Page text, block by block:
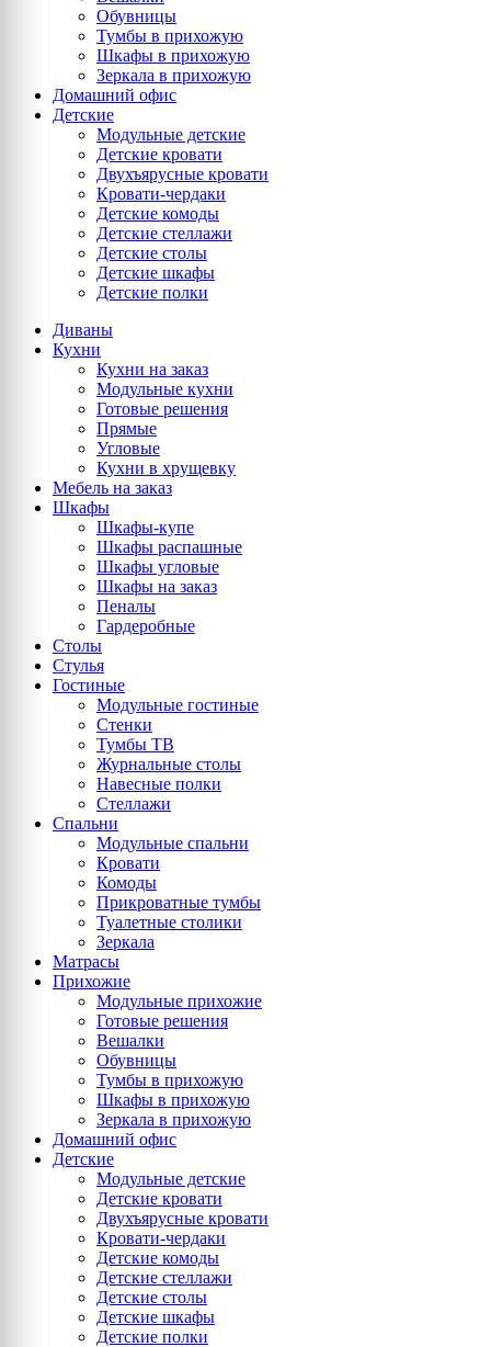
Обувницы
Тумбы в прихожую
Шкафы в прихожую
Зеркала в прихожую
Домашний офис
Детские
Модульные детские
Детские кровати
Двухъярусные кровати
Кровати-чердаки
Детские комоды
Детские стеллажи
Детские столы
Детские шкафы
Детские полки
Диваны
Кухни
Кухни на заказ
Модульные кухни
Готовые решения
Прямые
Угловые
Кухни в хрущевку
Мебель на заказ
Шкафы
Шкафы-купе
Шкафы распашные
Шкафы угловые
Шкафы на заказ
Пеналы
Гардеробные
Столы
Стулья
Гостиные
Модульные гостиные
Стенки
Тумбы ТВ
Журнальные столы
Навесные полки
Стеллажи
Спальни
Модульные спальни
Кровати
Комоды
Прикроватные тумбы
Туалетные столики
Зеркала
Матрасы
Прихожие
Модульные прихожие
Готовые решения
Вешалки
Обувницы
Тумбы в прихожую
Шкафы в прихожую
Зеркала в прихожую
Домашний офис
Детские
Модульные детские
Детские кровати
Двухъярусные кровати
Кровати-чердаки
Детские комоды
Детские стеллажи
Детские столы
Детские шкафы
Детские полки